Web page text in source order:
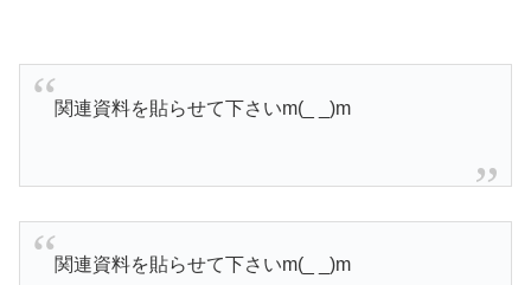
関連資料を貼らせて下さいm(_ _)m
関連資料を貼らせて下さいm(_ _)m